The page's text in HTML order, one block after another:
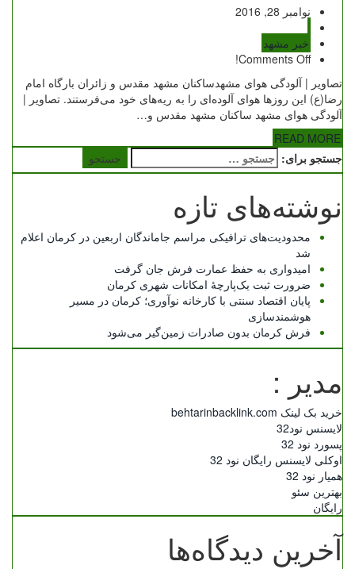
نوامبر 28, 2016
خبر مشهد
Comments Off!
تصاویر | آلودگی هوای مشهدساکنان مشهد مقدس و زائران بارگاه امام
رضا(ع) این روزها هوای آلوده‌ای را به ریه‌های خود می‌فرستند. تصاویر |
آلودگی هوای مشهد ساکنان مشهد مقدس و…
READ MORE
جستجو برای:
نوشته‌های تازه
محدودیت‌های ترافیکی مراسم جاماندگان اربعین در کرمان اعلام
شد
امیدواری به حفظ عمارت فرش جان گرفت
ضرورت ثبت یک‌پارچۀ امکانات شهری کرمان
پایان اقتصاد سنتی با کارخانه نوآوری؛ کرمان در مسیر
هوشمندسازی
فرش کرمان بدون صادرات زمین‌گیر می‌شود
مدیر :
خرید بک لینک behtarinbacklink.com
لایسنس نود32
پسورد نود 32
اوکلی لایسنس رایگان نود 32
همیار نود 32
بهترین سئو
رایگان
آخرین دیدگاه‌ها